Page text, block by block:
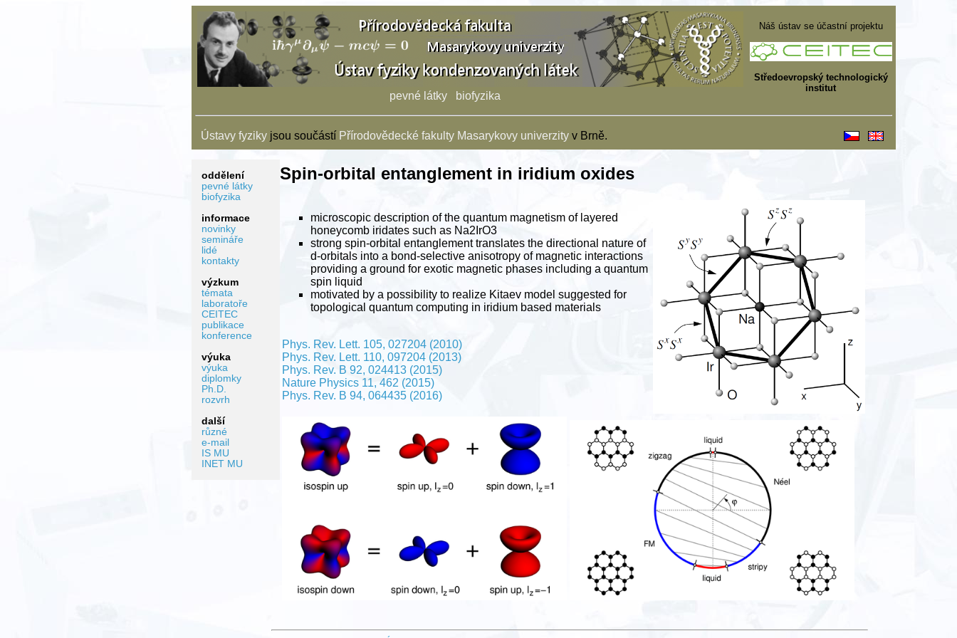
pevné látky biofyzika
Náš ústav se účastní projektu
Středoevropský technologický
institut
Ústavy fyzikyjsou součástí Přírodovědecké fakulty Masarykovy univerzityv Brně.
oddělení
pevné látky
biofyzika
informace
novinky
semináře
lidé
kontakty
výzkum
témata
laboratoře
CEITEC
publikace
konference
výuka
výuka
diplomky
Ph.D.
rozvrh
další
různé
e-mail
IS MU
INET MU
Spin-orbital entanglement in iridium oxides
microscopic description of the quantum magnetism of layered
honeycomb iridates such as Na2IrO3
strong spin-orbital entanglement translates the directional nature of
d-orbitals into a bond-selective anisotropy of magnetic interactions
providing a ground for exotic magnetic phases including a quantum
spin liquid
motivated by a possibility to realize Kitaev model suggested for
topological quantum computing in iridium based materials
Phys. Rev. Lett. 105, 027204 (2010)
Phys. Rev. Lett. 110, 097204 (2013)
Phys. Rev. B 92, 024413 (2015)
Nature Physics 11, 462 (2015)
Phys. Rev. B 94, 064435 (2016)